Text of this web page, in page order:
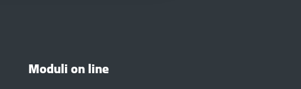
Moduli on line